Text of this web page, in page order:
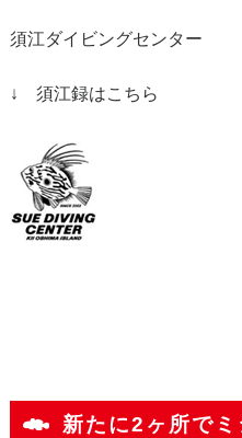
須江ダイビングセンター
↓ 須江録はこちら
新たに2ヶ所で